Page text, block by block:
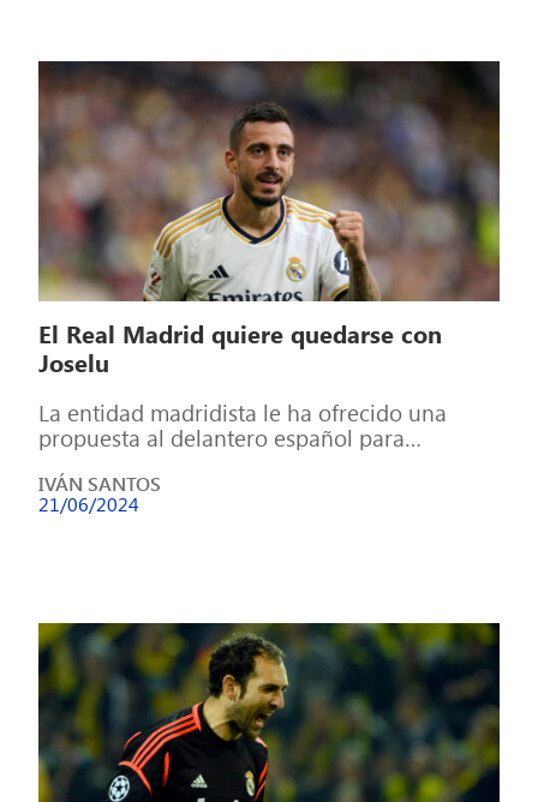
El Real Madrid quiere quedarse con
Joselu
La entidad madridista le ha ofrecido una
propuesta al delantero español para
temporada más. […]
IVÁN SANTOS
21/06/2024